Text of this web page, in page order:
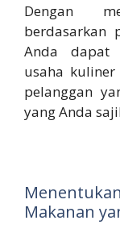
Dengan
berdasarkan
Anda dapat
usaha
pelanggan
yang Anda
Makanan